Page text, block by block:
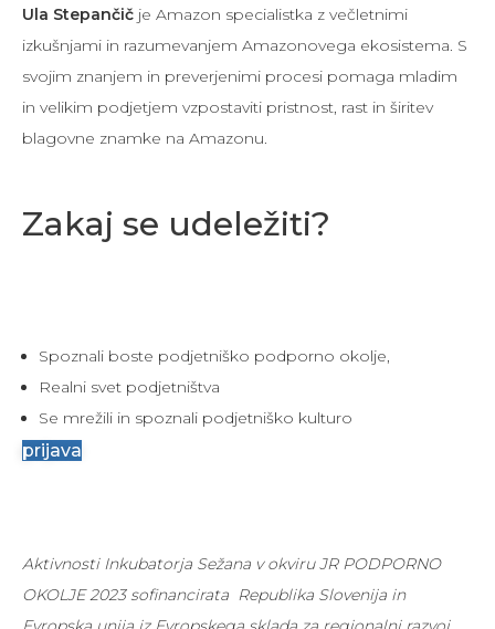
Ula Stepančičje Amazon specialistka z večletnimi
izkušnjami in razumevanjem Amazonovega ekosistema. S
svojim znanjem in preverjenimi procesi pomaga mladim
in velikim podjetjem vzpostaviti pristnost, rast in širitev
blagovne znamke na Amazonu.
Zakaj se udeležiti?
Spoznali boste podjetniško podporno okolje,
Realni svet podjetništva
Se mrežili in spoznali podjetniško kulturo
prijava
Aktivnosti Inkubatorja Sežana v okviru JR PODPORNO
OKOLJE 2023 sofinancirata Republika Slovenija in